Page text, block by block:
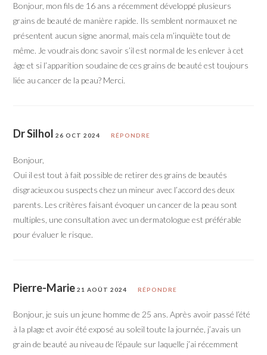
Bonjour, mon fils de 16 ans a récemment développé plusieurs
grains de beauté de manière rapide. Ils semblent normaux et ne
présentent aucun signe anormal, mais cela m’inquiète tout de
même. Je voudrais donc savoir s’il est normal de les enlever à cet
âge et si l’apparition soudaine de ces grains de beauté est toujours
liée au cancer de la peau? Merci.
Dr Silhol 26 OCT 2024 RÉPONDRE
Bonjour,
Oui il est tout à fait possible de retirer des grains de beautés
disgracieux ou suspects chez un mineur avec l’accord des deux
parents. Les critères faisant évoquer un cancer de la peau sont
multiples, une consultation avec un dermatologue est préférable
pour évaluer le risque.
Pierre-Marie 21 AOÛT 2024 RÉPONDRE
Bonjour, je suis un jeune homme de 25 ans. Après avoir passé l’été
à la plage et avoir été exposé au soleil toute la journée, j’avais un
grain de beauté au niveau de l’épaule sur laquelle j’ai récemment